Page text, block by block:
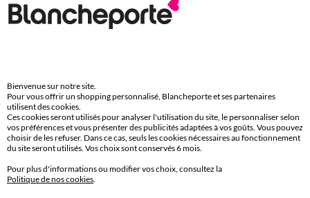
domicile, relais, consignes automatiques
Service clients
par chat et par téléphone
de 8h00 à 20h00 du lundi au samedi
11€ Offerts
en vous inscrivant à la newsletter
Bienvenue sur notre site.
Pour vous offrir un shopping personnalisé, Blancheporte et ses partenaires
utilisent des cookies.
Ces cookies seront utilisés pour analyser l'utilisation du site, le personnaliser selon
vos préférences et vous présenter des publicités adaptées à vos goûts. Vous pouvez
choisir de les refuser. Dans ce cas, seuls les cookies nécessaires au fonctionnement
du site seront utilisés. Vos choix sont conservés 6 mois.
Pour plus d'informations ou modifier vos choix, consultez la
Politique de nos cookies